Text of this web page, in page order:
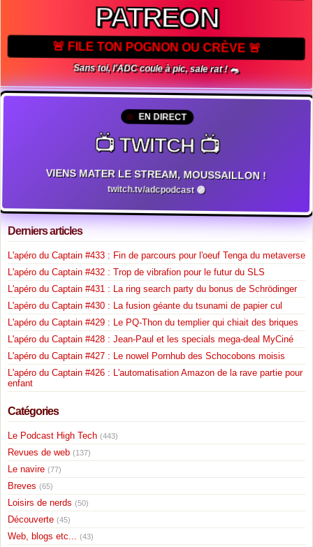
PATREON
🚨 FILE TON POGNON OU CRÈVE 🚨
Sans toi, l'ADC coule à pic, sale rat ! 🐀
EN DIRECT
📺 TWITCH 📺
VIENS MATER LE STREAM, MOUSSAILLON !
twitch.tv/adcpodcast 🟣
Derniers articles
L'apéro du Captain #433 : Fin de parcours pour l'oeuf Tenga du metaverse
L'apéro du Captain #432 : Trop de vibrafion pour le futur du SLS
L'apéro du Captain #431 : La ring search party du bonus de Schrödinger
L'apéro du Captain #430 : La fusion géante du tsunami de papier cul
L'apéro du Captain #429 : Le PQ-Thon du templier qui chiait des briques
L'apéro du Captain #428 : Jean-Paul et les specials mega-deal MyCiné
L'apéro du Captain #427 : Le nowel Pornhub des Schocobons moisis
L'apéro du Captain #426 : L'automatisation Amazon de la rave partie pour
enfant
Catégories
Le Podcast High Tech (443)
Revues de web (137)
Le navire (77)
Breves (65)
Loisirs de nerds (50)
Découverte (45)
Web, blogs etc... (43)